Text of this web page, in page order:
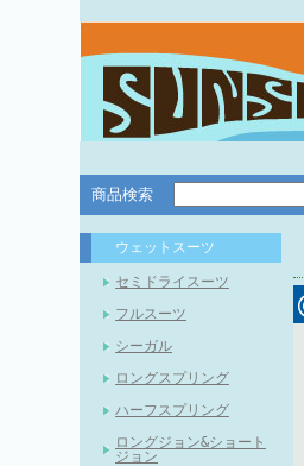
商品検索
ウェットスーツ
セミドライスーツ
フルスーツ
シーガル
ロングスプリング
ハーフスプリング
ロングジョン&ショート
ジョン